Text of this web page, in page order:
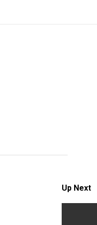
Up Next